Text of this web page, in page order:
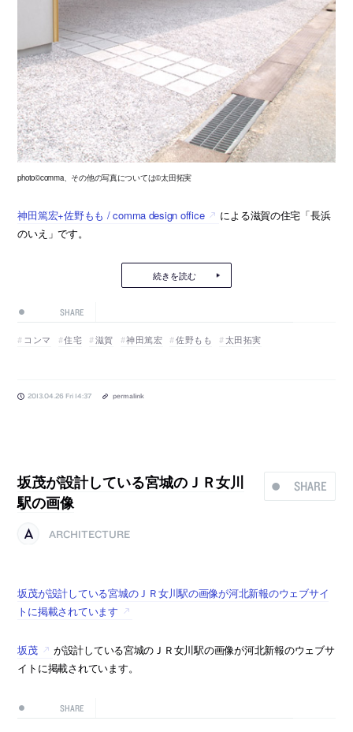
photo©comma、その他の写真については©太田拓実
神田篤宏+佐野もも / comma design office
による滋賀の住宅「長浜
のいえ」です。
続きを読む
SHARE
コンマ 住宅 滋賀 神田篤宏 佐野もも 太田拓実
2013.04.26 Fri 14:37 permalink
SHARE
坂茂が設計している宮城のＪＲ女川
駅の画像
ARCHITECTURE
坂茂が設計している宮城のＪＲ女川駅の画像が河北新報のウェブサイ
トに掲載されています
坂茂
が設計している宮城のＪＲ女川駅の画像が河北新報のウェブサ
イトに掲載されています。
SHARE